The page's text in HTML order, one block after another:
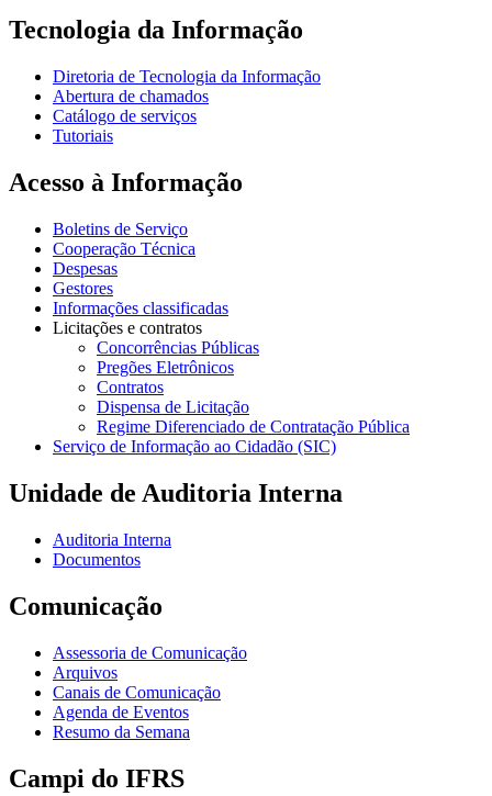
Tecnologia da Informação
Diretoria de Tecnologia da Informação
Abertura de chamados
Catálogo de serviços
Tutoriais
Acesso à Informação
Boletins de Serviço
Cooperação Técnica
Despesas
Gestores
Informações classificadas
Licitações e contratos
Concorrências Públicas
Pregões Eletrônicos
Contratos
Dispensa de Licitação
Regime Diferenciado de Contratação Pública
Serviço de Informação ao Cidadão (SIC)
Unidade de Auditoria Interna
Auditoria Interna
Documentos
Comunicação
Assessoria de Comunicação
Arquivos
Canais de Comunicação
Agenda de Eventos
Resumo da Semana
Campi do IFRS